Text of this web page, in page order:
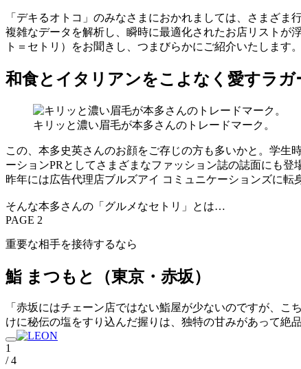
「デキるオトコ」のみなさまにおかれましては、さまざ
複雑なデータを解析し、瞬時に最適化されたお店リストが
ト＝セトリ）をお聞きし、つまびらかにご紹介いたします。
和食とイタリアンをこよなく愛すラ
キリッと濃い眉毛が本多さんのトレードマーク。
この、本多史英さんのお顔をご存じの方も多いかと。学生
ーションPRとしてさまざまなファッション誌の誌面にも登
昨年には広告代理店ブルズアイ コミュニケーションズに
そんな本多さんの「グルメなセトリ」とは…
PAGE 2
重要な相手を接待するなら
鮨 まつもと（東京・赤坂）
「赤坂にはチェーン店ではない鮨屋が少ないのですが、
けに秘伝の塩をすり込んだ握りは、独特の甘みがあって絶品
1
/ 4